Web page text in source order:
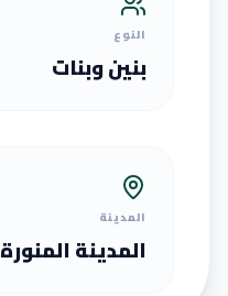
النوع
بنين وبنات
المدينة
المدينة المنورة